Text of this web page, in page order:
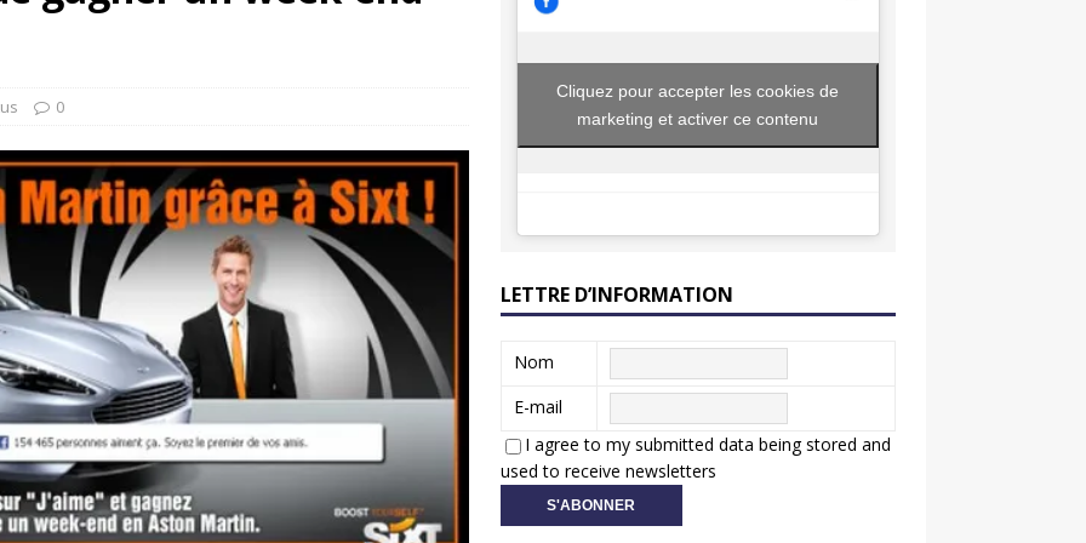
GTi : naissance d’une légende
Honda dévoile un spot publicitaire… confiné!
0
Cliquez pour accepter les cookies de
marketing et activer ce contenu
LETTRE D’INFORMATION
Nom
E-mail
I agree to my submitted data being stored and
used to receive newsletters